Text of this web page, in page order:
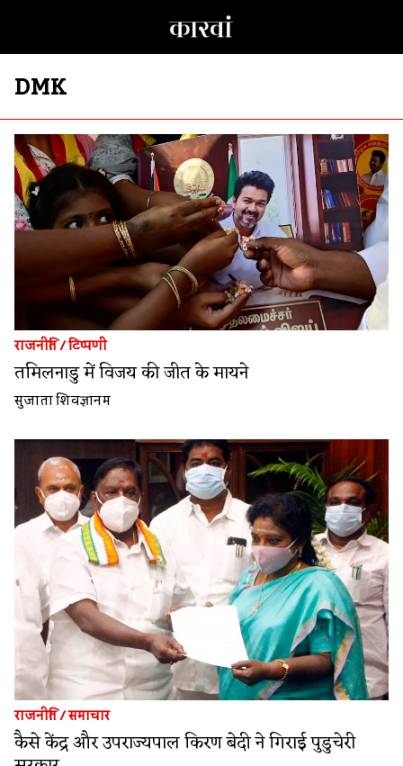
DMK
राजनीति/टिप्पणी
तमिलनाडु में विजय की जीत के मायने
सुजाता शिवज्ञानम
राजनीति/समाचार
कैसे केंद्र और उपराज्यपाल किरण बेदी ने गिराई पुडुचेरी